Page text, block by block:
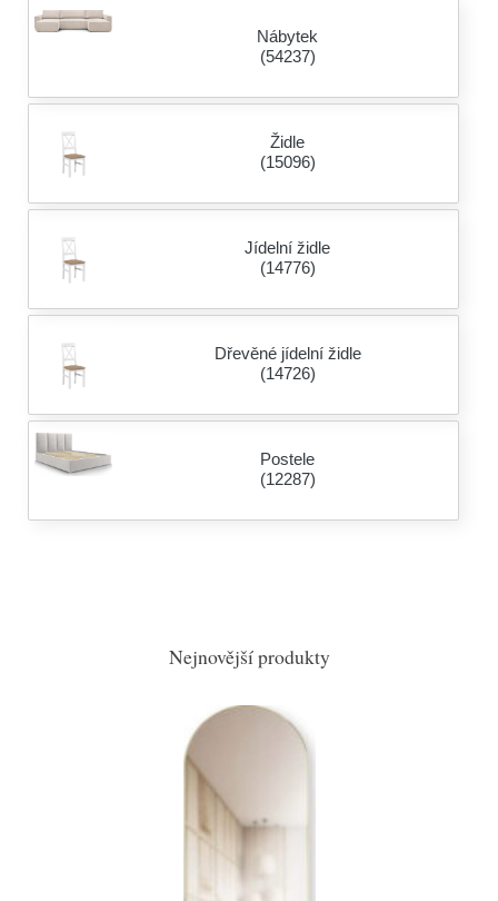
Nábytek
(54237)
Židle
(15096)
Jídelní židle
(14776)
Dřevěné jídelní židle
(14726)
Postele
(12287)
Nejnovější produkty